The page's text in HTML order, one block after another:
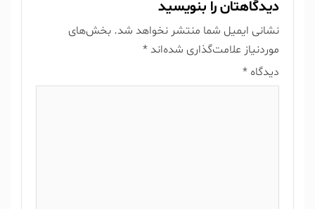
دیدگاهتان را بنویسید
نشانی ایمیل شما منتشر نخواهد شد. بخش‌های
موردنیاز علامت‌گذاری شده‌اند *
دیدگاه *